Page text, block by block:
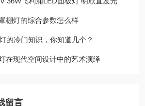
棚灯的综合参数怎么样
的冷门知识，你知道几个？
在现代空间设计中的艺术演绎
留言